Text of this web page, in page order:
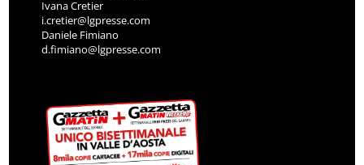
Ivana Cretier
i.cretier@lgpresse.com
Daniele Fimiano
d.fimiano@lgpresse.com